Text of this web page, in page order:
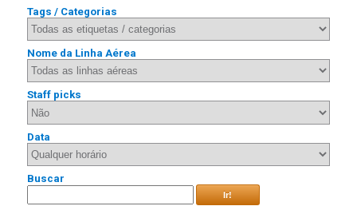
Tags / Categorias
Nome da Linha Aérea
Staff picks
Data
Buscar
Ir!